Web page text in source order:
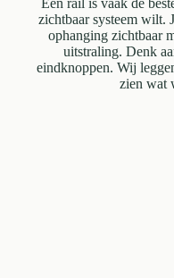
Een rail is vaak de
zichtbaar systeem wilt.
ophanging zichtbaar
uitstraling. Denk
eindknoppen. Wij
zien wat